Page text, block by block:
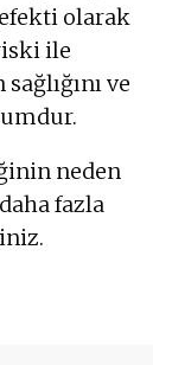
olarak
ile
ve
neden
fazla